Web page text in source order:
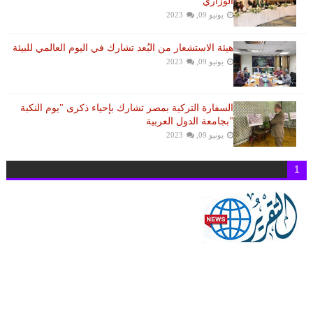
يونيو 09, 2023
هيئة الاستشعار من البُعد تشارك في اليوم العالمي للبيئة
يونيو 09, 2023
السفارة التركية بمصر تشارك بإحياء ذكرى "يوم النكبة
"بجامعة الدول العربية
يونيو 09, 2023
1